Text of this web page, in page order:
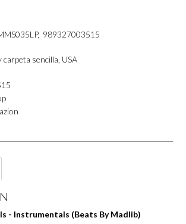
989327003515
carpeta sencilla, USA
‎- Instrumentals (Beats By Madlib)